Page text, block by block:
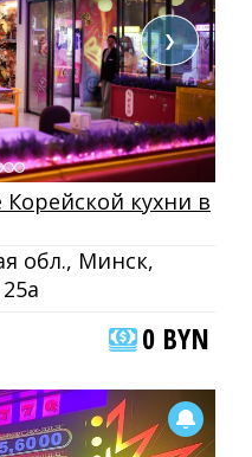
❯
кухни в
обл., Минск,
0 BYN